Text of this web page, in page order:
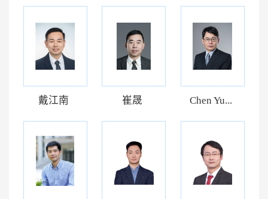
戴江南 崔晟 Chen Yu...